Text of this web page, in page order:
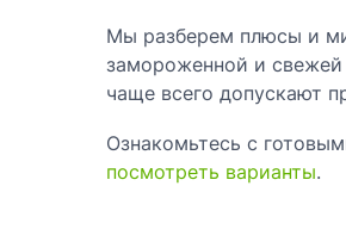
Мы разберем плюсы и
замороженной и свежей
чаще всего допускают
Ознакомьтесь с
посмотреть варианты.